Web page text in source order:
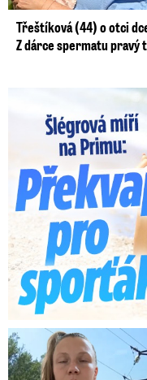
Třeštíková (44) o otci
Z dárce spermatu pravý
Lucie Šlégrová míří na
Smrtelný pád chlapce: